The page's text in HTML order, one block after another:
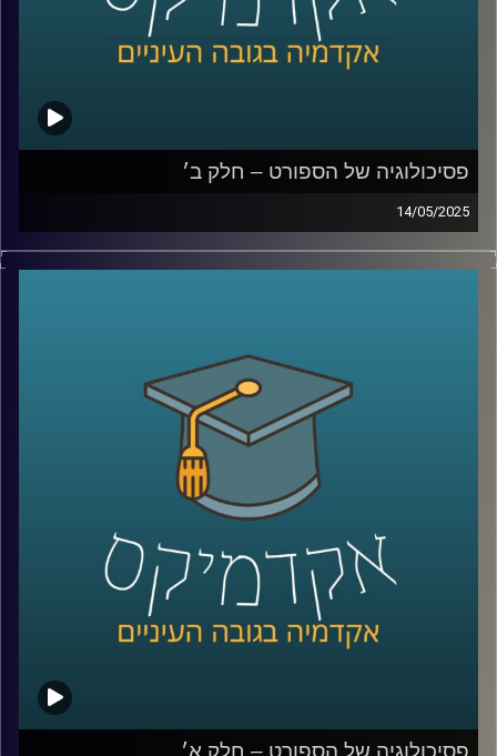
כדי לדבר על כל השאלות האלו, נמצא איתנו היום אחד הקולות
המובילים בישראל בכל מה שקשור ל-ESG, פיננסים ומנהיגות
יאיר אבידן, יו״ר הועדה המייעצת וראש פורום עמיתים במרכז
אריסון ל-ESG באוניברסיטת רייכמן, ולשעבר המפקח על
הבנקים שמאחוריו תפקידים מרכזיים בכלכלה הישראלית.
קרדיט תמונות:AudioVersity
פסיכולוגיה של הספורט – חלק ב׳
14/05/2025
קשיים מנטלים של ספורטאים, שופטים ורפורמות בתחום
ובפרק הזה נמשיך ונדבר עם ד״ר רועי סמואל, חוקר ומרצה
בפסיכולוגיה של הספורט והפעילות הגופנית בחטיבת
הפסיכולוגיה של הספורט, המאמץ, והביצוע באוניברסיטת
נעמיק בתחום המשברים נפשיים, פציעות, אולימפיאדה,
התמודדויות וטעויות של ספורטאים, מעורבות הורית ותיאוריות
משמעותיות בתחום שמקבלות תוקף ממש בימים אלו.
קרדיט תמונות:AudioVersity
פסיכולוגיה של הספורט – חלק א׳